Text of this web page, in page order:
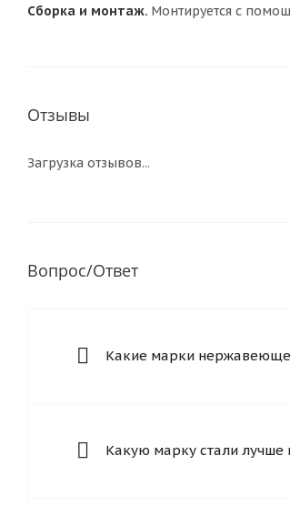
Сборка и монтаж. Монтируется с
Отзывы
Загрузка отзывов...
Вопрос/Ответ
Какие марки
Какую марку стали лучше